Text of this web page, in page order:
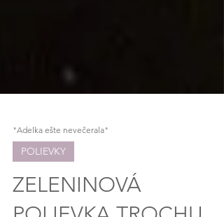
"Adelka ešte nevečerala"
POLIEVKY